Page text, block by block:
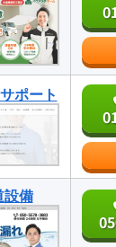
ポート
設備